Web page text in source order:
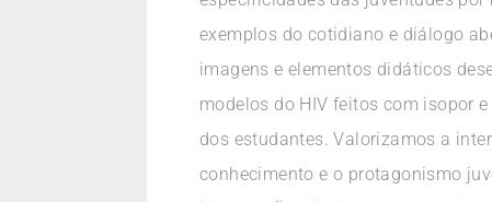
exemplos do cotidiano e diálogo
imagens e elementos didáticos
modelos do HIV feitos com isopor
dos estudantes. Valorizamos a
conhecimento e o protagonismo